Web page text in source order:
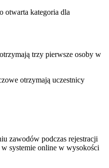
kategoria dla
trzy pierwsze osoby w
otrzymają uczestnicy
zawodów podczas rejestracji
systemie online w wysokości